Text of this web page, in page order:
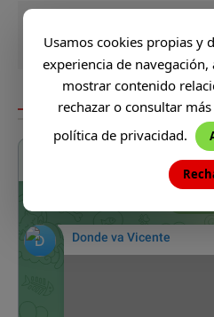
DONDE VA
Usamos cookies propias y
experiencia de
mostrar contenido
rechazar o consultar
política de privacidad.